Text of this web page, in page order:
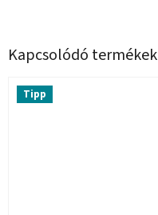
Kapcsolódó termékek
Tipp